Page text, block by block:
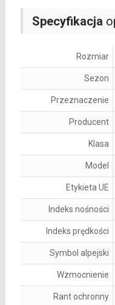
Specyfikacja
Rozmiar
Sezon
Przeznaczenie
Producent
Klasa
Model
Etykieta UE
Indeks nośności
Indeks prędkości
Symbol alpejski
Wzmocnienie
Rant ochronny